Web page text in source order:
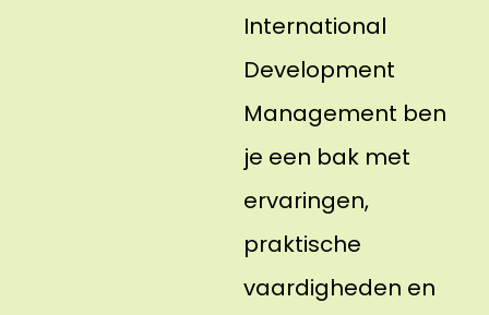
International
Development
Management ben
je een bak met
ervaringen,
praktische
vaardigheden en